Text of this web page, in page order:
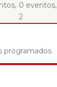
0 eventos,
2
programados.